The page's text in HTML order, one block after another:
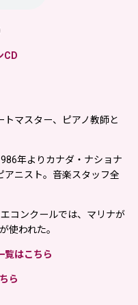
CD
マスター、ピアノ教師と
年よりカナダ・ナショナ
アニスト。音楽スタッフ全
コンクールでは、マリナが
使われた。
覧はこちら
ら